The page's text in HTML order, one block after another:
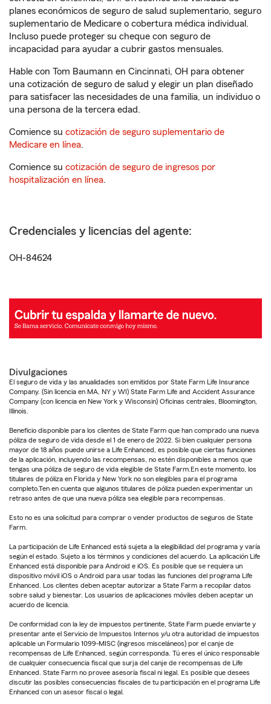
planes económicos de seguro de salud suplementario, seguro
suplementario de Medicare o cobertura médica individual.
Incluso puede proteger su cheque con seguro de
incapacidad para ayudar a cubrir gastos mensuales.
Hable con Tom Baumann en Cincinnati, OH para obtener
una cotización de seguro de salud y elegir un plan diseñado
para satisfacer las necesidades de una familia, un individuo o
una persona de la tercera edad.
Comience su cotización de seguro suplementario de
Medicare en línea.
Comience su cotización de seguro de ingresos por
hospitalización en línea.
Credenciales y licencias del agente:
OH-84624
Divulgaciones
El seguro de vida y las anualidades son emitidos por State Farm Life Insurance
Company. (Sin licencia en MA, NY y WI) State Farm Life and Accident Assurance
Company (con licencia en New York y Wisconsin) Oficinas centrales, Bloomington,
Illinois.
Beneficio disponible para los clientes de State Farm que han comprado una nueva
póliza de seguro de vida desde el 1 de enero de 2022. Si bien cualquier persona
mayor de 18 años puede unirse a Life Enhanced, es posible que ciertas funciones
de la aplicación, incluyendo las recompensas, no estén disponibles a menos que
tengas una póliza de seguro de vida elegible de State Farm.En este momento, los
titulares de póliza en Florida y New York no son elegibles para el programa
completo.Ten en cuenta que algunos titulares de póliza pueden experimentar un
retraso antes de que una nueva póliza sea elegible para recompensas.
Esto no es una solicitud para comprar o vender productos de seguros de State
Farm.
La participación de Life Enhanced está sujeta a la elegibilidad del programa y varía
según el estado. Sujeto a los términos y condiciones del acuerdo. La aplicación Life
Enhanced está disponible para Android e iOS. Es posible que se requiera un
dispositivo móvil iOS o Android para usar todas las funciones del programa Life
Enhanced. Los clientes deben aceptar autorizar a State Farm a recopilar datos
sobre salud y bienestar. Los usuarios de aplicaciones móviles deben aceptar un
acuerdo de licencia.
De conformidad con la ley de impuestos pertinente, State Farm puede enviarte y
presentar ante el Servicio de Impuestos Internos y/u otra autoridad de impuestos
aplicable un Formulario 1099-MISC (ingresos misceláneos) por el canje de
recompensas de Life Enhanced, según corresponda. Tú eres el único responsable
de cualquier consecuencia fiscal que surja del canje de recompensas de Life
Enhanced. State Farm no provee asesoría fiscal ni legal. Es posible que desees
discutir las posibles consecuencias fiscales de tu participación en el programa Life
Enhanced con un asesor fiscal o legal.